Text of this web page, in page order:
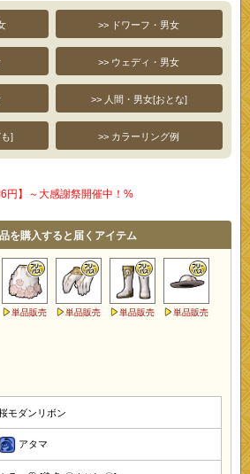
>> ドワーフ・男女
>> ウェディ・男女
>> 人間・男女[おとな]
] >> カラーリング例
円】～大感謝祭開催中！%
を購入すると届くアイテム
単品販売 単品販売 単品販売 単品販売
モダンリボン
アタマ